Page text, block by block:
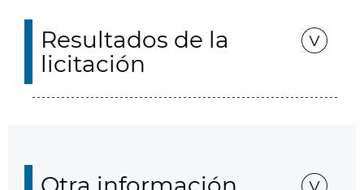
Resultados de la
licitación